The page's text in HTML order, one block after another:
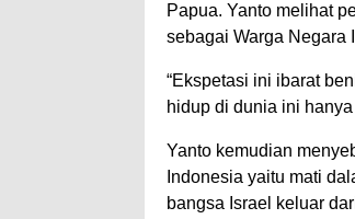
Papua. Yanto melihat
sebagai Warga Negara
“Ekspetasi ini ibarat
hidup di dunia ini
Yanto kemudian
Indonesia yaitu mati
bangsa Israel keluar